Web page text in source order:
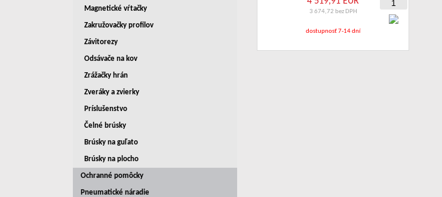
Magnetické vŕtačky
Zakružovačky profilov
Závitorezy
Odsávače na kov
Zrážačky hrán
Zveráky a zvierky
Príslušenstvo
Čelné brúsky
Brúsky na guľato
Brúsky na plocho
Ochranné pomôcky
Pneumatické náradie
3 674,72 bez DPH
dostupnosť 7-14 dní